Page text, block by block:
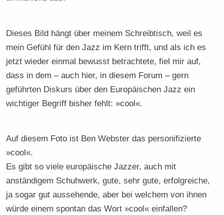
Dieses Bild hängt über meinem Schreibtisch, weil es
mein Gefühl für den Jazz im Kern trifft, und als ich es
jetzt wieder einmal bewusst betrachtete, fiel mir auf,
dass in dem – auch hier, in diesem Forum – gern
geführten Diskurs über den Europäischen Jazz ein
wichtiger Begriff bisher fehlt: »cool«.
Auf diesem Foto ist Ben Webster das personifizierte
»cool«.
Es gibt so viele europäische Jazzer, auch mit
anständigem Schuhwerk, gute, sehr gute, erfolgreiche,
ja sogar gut aussehende, aber bei welchem von ihnen
würde einem spontan das Wort »cool« einfallen?